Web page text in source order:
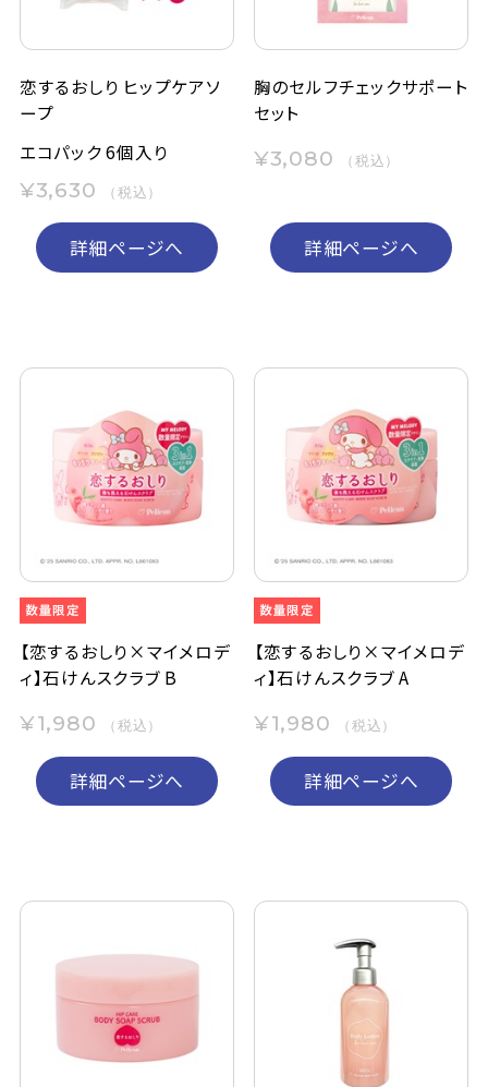
ペリカン石鹸について
よくあるご質問
恋するおしり ヒップケアソ
ープ
エコパック 6個入り
¥3,630 （税込）
詳細ページへ
胸のセルフチェックサポート
セット
¥3,080 （税込）
詳細ページへ
【恋するおしり×マイメロデ
ィ】石けんスクラブ B
¥1,980 （税込）
詳細ページへ
【恋するおしり×マイメロデ
ィ】石けんスクラブ A
¥1,980 （税込）
詳細ページへ